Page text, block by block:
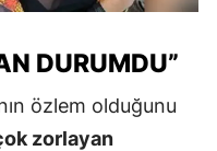
DURUMDU”
özlem olduğunu
zorlayan